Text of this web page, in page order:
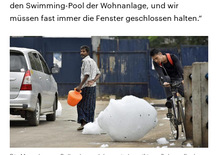
den Swimming-Pool der Wohnanlage, und wir
müssen fast immer die Fenster geschlossen halten.“